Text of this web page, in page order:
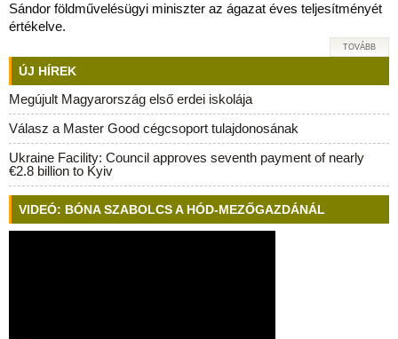
Sándor földművelésügyi miniszter az ágazat éves teljesítményét
értékelve.
TOVÁBB
ÚJ HÍREK
Megújult Magyarország első erdei iskolája
Válasz a Master Good cégcsoport tulajdonosának
Ukraine Facility: Council approves seventh payment of nearly
€2.8 billion to Kyiv
VIDEÓ: BÓNA SZABOLCS A HÓD-MEZŐGAZDÁNÁL